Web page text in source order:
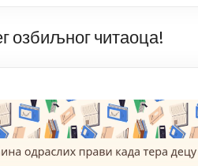
озбиљног читаоца!